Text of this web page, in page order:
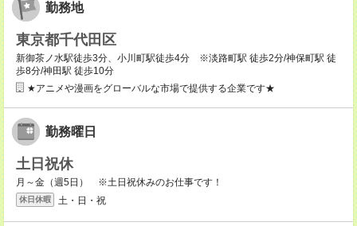
勤務地
東京都千代田区
新御茶ノ水駅徒歩3分、小川町駅徒歩4分 ※淡路町駅 徒歩2分/神保町駅 徒
歩8分/神田駅 徒歩10分
★アニメや漫画をグローバルな市場で提供する企業です★
勤務曜日
土日祝休
月～金（週5日） ※土日祝休みのお仕事です！
休日休暇 土・日・祝